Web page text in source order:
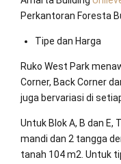
Perkantoran Foresta
Tipe dan Harga
Ruko West Park
Corner, Back Corner
juga bervariasi di
Untuk Blok A, B dan E,
mandi dan 2 tangga
tanah 104 m2. Untuk